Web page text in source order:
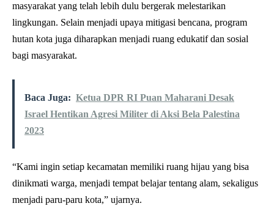
masyarakat yang telah lebih dulu bergerak melestarikan
lingkungan. Selain menjadi upaya mitigasi bencana, program
hutan kota juga diharapkan menjadi ruang edukatif dan sosial
bagi masyarakat.
Baca Juga: Ketua DPR RI Puan Maharani Desak
Israel Hentikan Agresi Militer di Aksi Bela Palestina
2023
“Kami ingin setiap kecamatan memiliki ruang hijau yang bisa
dinikmati warga, menjadi tempat belajar tentang alam, sekaligus
menjadi paru-paru kota,” ujarnya.